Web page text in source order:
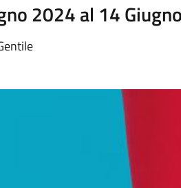
2024 al 14